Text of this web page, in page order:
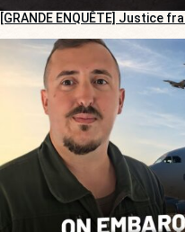
[GRANDE ENQUÊTE] Justice